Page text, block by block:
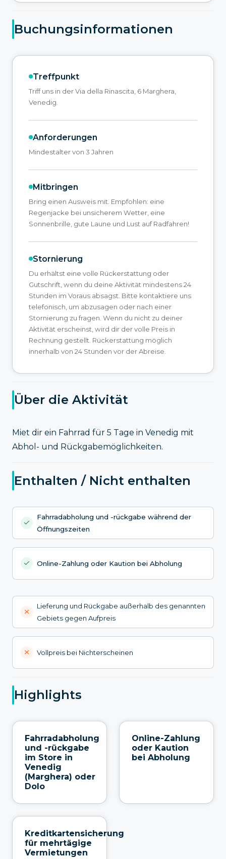
Buchungsinformationen
Treffpunkt
Triff uns in der Via della Rinascita, 6 Marghera,
Venedig.
Anforderungen
Mindestalter von 3 Jahren
Mitbringen
Bring einen Ausweis mit. Empfohlen: eine
Regenjacke bei unsicherem Wetter, eine
Sonnenbrille, gute Laune und Lust auf Radfahren!
Stornierung
Du erhältst eine volle Rückerstattung oder
Gutschrift, wenn du deine Aktivität mindestens 24
Stunden im Voraus absagst. Bitte kontaktiere uns
telefonisch, um abzusagen oder nach einer
Stornierung zu fragen. Wenn du nicht zu deiner
Aktivität erscheinst, wird dir der volle Preis in
Rechnung gestellt. Rückerstattung möglich
innerhalb von 24 Stunden vor der Abreise.
Über die Aktivität
Miet dir ein Fahrrad für 5 Tage in Venedig mit
Abhol- und Rückgabemöglichkeiten.
Enthalten / Nicht enthalten
Fahrradabholung und -rückgabe während der
Öffnungszeiten
Online-Zahlung oder Kaution bei Abholung
Lieferung und Rückgabe außerhalb des genannten
Gebiets gegen Aufpreis
Vollpreis bei Nichterscheinen
Highlights
Fahrradabholung
und -rückgabe
im Store in
Venedig
(Marghera) oder
Dolo
Online-Zahlung
oder Kaution
bei Abholung
Kreditkartensicherung
für mehrtägige
Vermietungen